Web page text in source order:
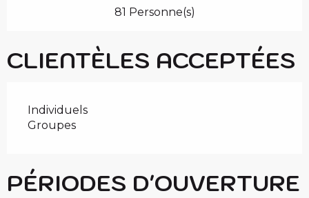
81 Personne(s)
CLIENTÈLES ACCEPTÉES
Individuels
Groupes
PÉRIODES D'OUVERTURE